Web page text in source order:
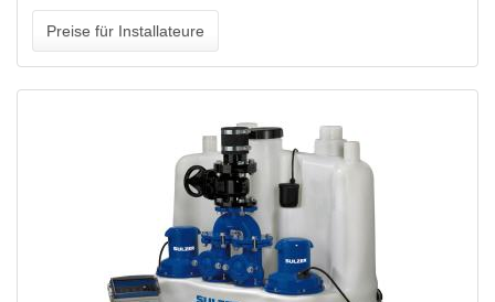
Preise für Installateure